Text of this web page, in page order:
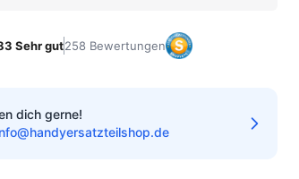
von 5 Sternen
Sehr gut258 Bewertungen
dich gerne!